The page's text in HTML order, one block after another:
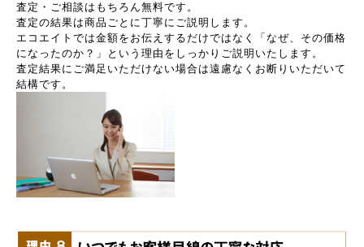
査定・ご相談はもちろん無料です。
査定の結果は商品ごとに丁寧にご説明します。
エコエイトでは金額をお伝えするだけではなく「なぜ、その価格
になったのか？」という理由をしっかりご説明いたします。
査定結果にご満足いただけない場合は遠慮なくお断りいただいて
結構です。